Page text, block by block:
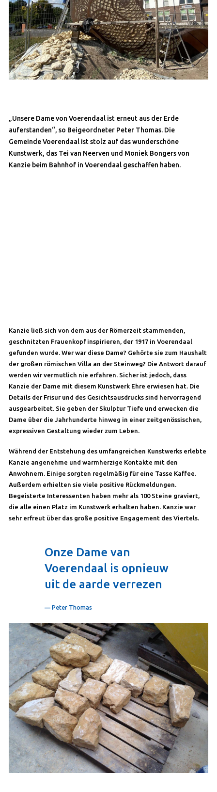
„Unsere Dame von Voerendaal ist erneut aus der Erde
auferstanden“, so Beigeordneter Peter Thomas. Die
Gemeinde Voerendaal ist stolz auf das wunderschöne
Kunstwerk, das Tei van Neerven und Moniek Bongers von
Kanzie beim Bahnhof in Voerendaal geschaffen haben.
Kanzie ließ sich von dem aus der Römerzeit stammenden,
geschnitzten Frauenkopf inspirieren, der 1917 in Voerendaal
gefunden wurde. Wer war diese Dame? Gehörte sie zum Haushalt
der großen römischen Villa an der Steinweg? Die Antwort darauf
werden wir vermutlich nie erfahren. Sicher ist jedoch, dass
Kanzie der Dame mit diesem Kunstwerk Ehre erwiesen hat. Die
Details der Frisur und des Gesichtsausdrucks sind hervorragend
ausgearbeitet. Sie geben der Skulptur Tiefe und erwecken die
Dame über die Jahrhunderte hinweg in einer zeitgenössischen,
expressiven Gestaltung wieder zum Leben.
Während der Entstehung des umfangreichen Kunstwerks erlebte
Kanzie angenehme und warmherzige Kontakte mit den
Anwohnern. Einige sorgten regelmäßig für eine Tasse Kaffee.
Außerdem erhielten sie viele positive Rückmeldungen.
Begeisterte Interessenten haben mehr als 100 Steine graviert,
die alle einen Platz im Kunstwerk erhalten haben. Kanzie war
sehr erfreut über das große positive Engagement des Viertels.
Onze Dame van
Voerendaal is opnieuw
uit de aarde verrezen
— Peter Thomas